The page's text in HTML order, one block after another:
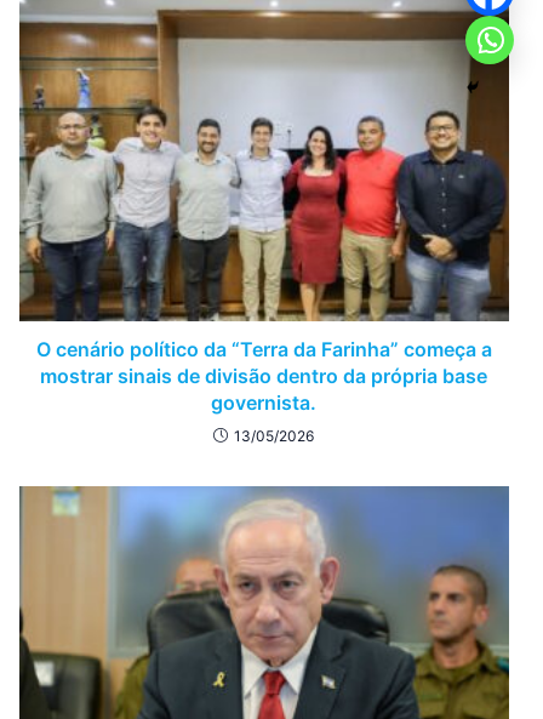
O cenário político da “Terra da Farinha” começa a
mostrar sinais de divisão dentro da própria base
governista.
13/05/2026